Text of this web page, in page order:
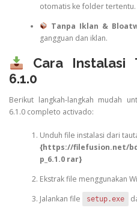
otomatis ke folder tertentu.
Tanpa Iklan &
gangguan dan iklan.
Cara Instalasi
6.1.0
Berikut langkah-langkah mudah
6.1.0 completo activado:
Unduh file instalasi dari
{https://filefusion.net/
p_6.1.0 rar}
Ekstrak file menggunakan
Jalankan file
setup.exe